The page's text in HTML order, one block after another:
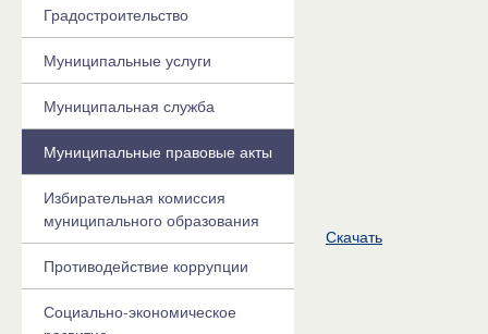
Скачать
Градостроительство
Муниципальные услуги
Муниципальная служба
Муниципальные правовые акты
Избирательная комиссия
муниципального образования
Противодействие коррупции
Социально-экономическое